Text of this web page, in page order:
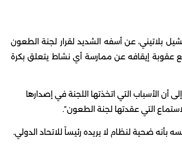
بلاتيني، عن أسفه الشديد لقرار لجنة الطعون
عقوبة إيقافه عن ممارسة أي نشاط يتعلق بكرة
أن الأسباب التي اتخذتها اللجنة في إصدارها
التي عقدتها لجنة الطعون”.
بأنه ضحية لنظام لا يريده رئيساً للاتحاد الدولي.